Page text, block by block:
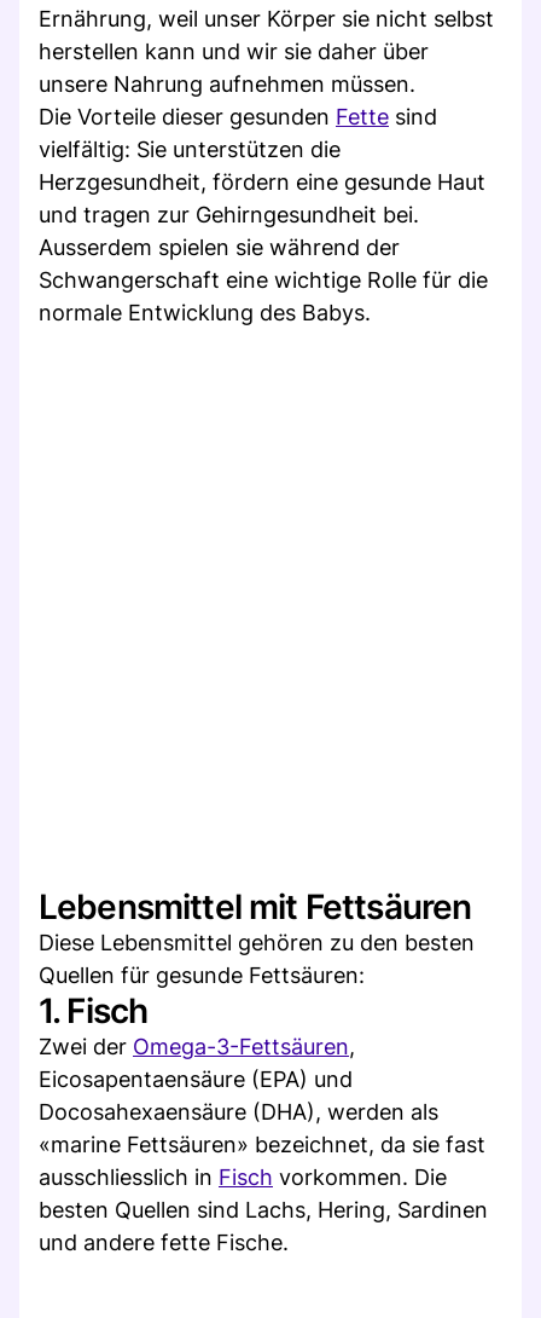
Ernährung, weil unser Körper sie nicht selbst
herstellen kann und wir sie daher über
unsere Nahrung aufnehmen müssen.
Die Vorteile dieser gesunden Fette sind
vielfältig: Sie unterstützen die
Herzgesundheit, fördern eine gesunde Haut
und tragen zur Gehirngesundheit bei.
Ausserdem spielen sie während der
Schwangerschaft eine wichtige Rolle für die
normale Entwicklung des Babys.
Lebensmittel mit Fettsäuren
Diese Lebensmittel gehören zu den besten
Quellen für gesunde Fettsäuren:
1. Fisch
Zwei der Omega-3-Fettsäuren,
Eicosapentaensäure (EPA) und
Docosahexaensäure (DHA), werden als
«marine Fettsäuren» bezeichnet, da sie fast
ausschliesslich in Fisch vorkommen. Die
besten Quellen sind Lachs, Hering, Sardinen
und andere fette Fische.